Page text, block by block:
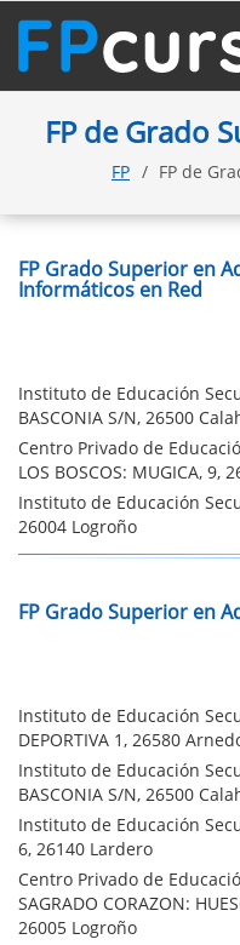
FP de Grado
FP FP de
FP Grado Superior en
Informáticos en Red
Instituto de Educación
BASCONIA S/N, 26500
Centro Privado de
LOS BOSCOS: MUGICA, 9,
Instituto de Educación
26004 Logroño
FP Grado Superior en
Instituto de Educación
DEPORTIVA 1, 26580
Instituto de Educación
BASCONIA S/N, 26500
Instituto de Educación
6, 26140 Lardero
Centro Privado de
SAGRADO CORAZON:
26005 Logroño